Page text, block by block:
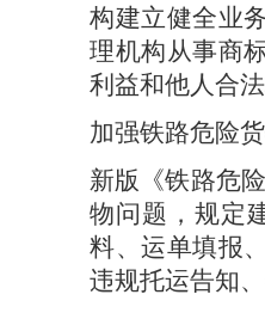
构建立健全业
理机构从事商
利益和他人合法
加强铁路危险
新版《铁路危
物问题，规定
料、运单填报
违规托运告知